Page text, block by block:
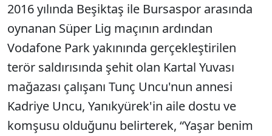
2016 yılında Beşiktaş ile Bursaspor arasında
oynanan Süper Lig maçının ardından
Vodafone Park yakınında gerçekleştirilen
terör saldırısında şehit olan Kartal Yuvası
mağazası çalışanı Tunç Uncu'nun annesi
Kadriye Uncu, Yanıkyürek'in aile dostu ve
komşusu olduğunu belirterek, “Yaşar benim